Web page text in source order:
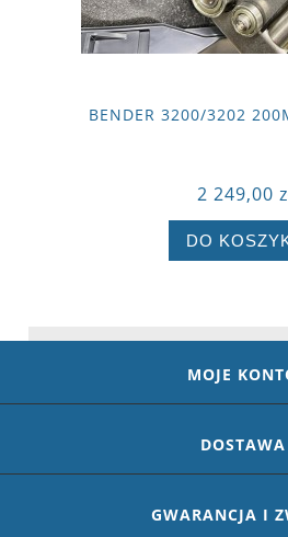
BENDER 3200/3202
2 249,00
DO
MOJE
DOSTAWA
GWARANCJA I